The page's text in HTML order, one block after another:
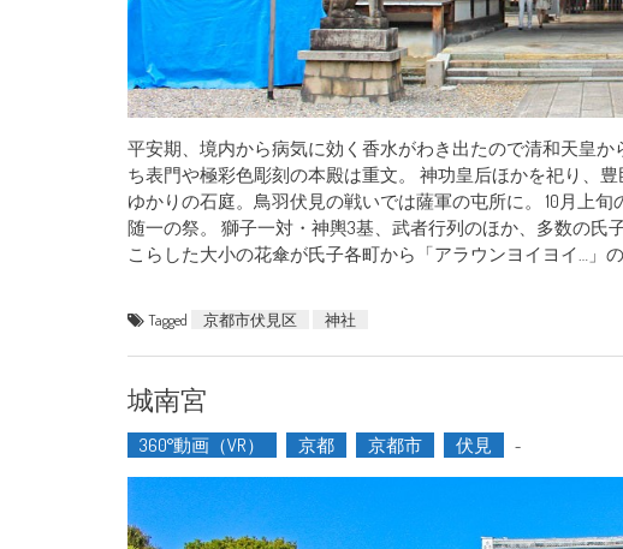
平安期、境内から病気に効く香水がわき出たので清和天皇
ち表門や極彩色彫刻の本殿は重文。 神功皇后ほかを祀り、
ゆかりの石庭。鳥羽伏見の戦いでは薩軍の屯所に。 10月上
随一の祭。 獅子一対・神輿3基、武者行列のほか、多数の氏
こらした大小の花傘が氏子各町から「アラウンヨイヨイ…」
Tagged 京都市伏見区 神社
城南宮
360°動画（VR） 京都 京都市 伏見 -